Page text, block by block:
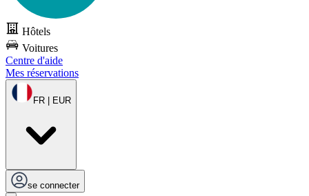
Hôtels
Voitures
Centre d'aide
Mes réservations
FR | EUR
se connecter